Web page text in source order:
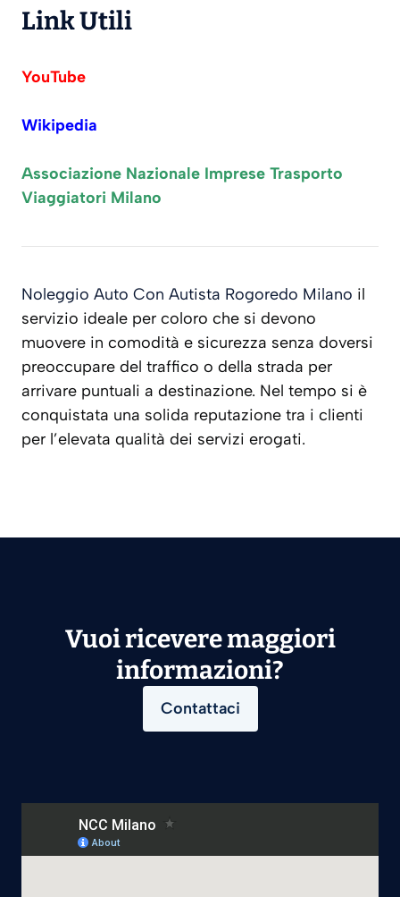
Link Utili
YouTube
Wikipedia
Associazione Nazionale Imprese Trasporto
Viaggiatori Milano
Noleggio Auto Con Autista Rogoredo Milano il
servizio ideale per coloro che si devono
muovere in comodità e sicurezza senza doversi
preoccupare del traffico o della strada per
arrivare puntuali a destinazione. Nel tempo si è
conquistata una solida reputazione tra i clienti
per l’elevata qualità dei servizi erogati.
Vuoi ricevere maggiori
informazioni?
Contattaci